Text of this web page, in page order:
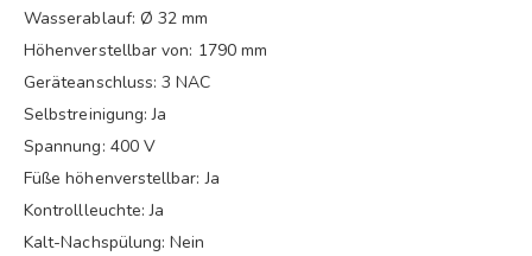
Wasserablauf: Ø 32 mm
Höhenverstellbar von: 1790 mm
Geräteanschluss: 3 NAC
Selbstreinigung: Ja
Spannung: 400 V
Füße höhenverstellbar: Ja
Kontrollleuchte: Ja
Kalt-Nachspülung: Nein